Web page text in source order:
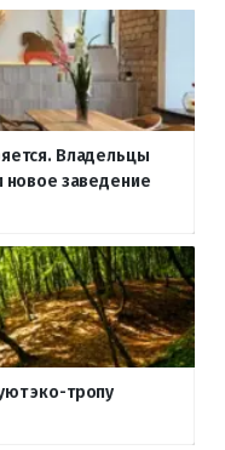
Владельцы
новое заведение
эко-тропу